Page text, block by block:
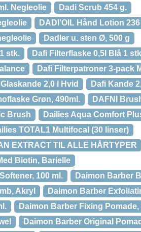
Negleolie
Dadi Scrub 454 g.
DADI’OIL Hånd Lotion 236
Dadler u. sten Ø, 500 g
stk.
Dafi Filterflaske 0,5l Blå 1
Dafi Filterpatroner 3-pack
2,0 l Hvid
Dafi Kande
Grøn, 490ml.
DAFNI
Brush
Dailies Aqua Comfort
TOTAL1 Multifocal (30 linser)
EXTRACT TIL ALLE HÅRTYPER
Biotin, Barielle
100 ml.
Daimon Barber
Akryl
Daimon Barber
Daimon Barber Fixing Pomade,
Daimon Barber Original